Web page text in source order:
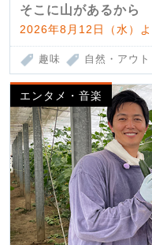
そこに山があるから
2026年8月12日（水）
趣味 自然・アウト
エンタメ・音楽